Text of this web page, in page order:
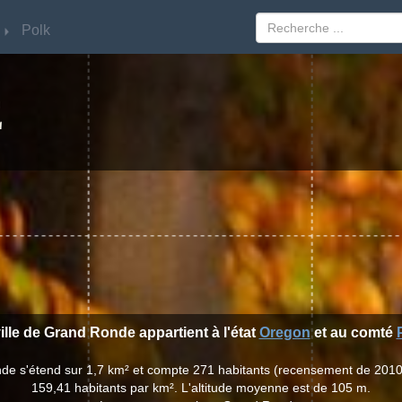
Polk
de Grand Ronde appartient à l'étatOregonet au comté
s'étend sur 1,7 km² et compte 271 habitants (recensement de
159,41 habitants par km². L'altitude moyenne est de 105 m.
Polk